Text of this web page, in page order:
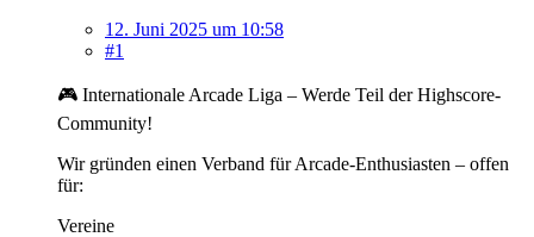
12. Juni 2025 um 10:58
#1
🎮 Internationale Arcade Liga – Werde Teil der Highscore-
Community!
Wir gründen einen Verband für Arcade-Enthusiasten – offen
für:
Vereine